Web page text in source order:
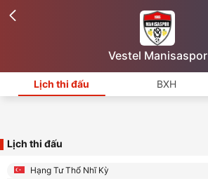
Vestel Manisaspor
Lịch thi đấu BXH
Lịch thi đấu
Hạng Tư Thổ Nhĩ Kỳ